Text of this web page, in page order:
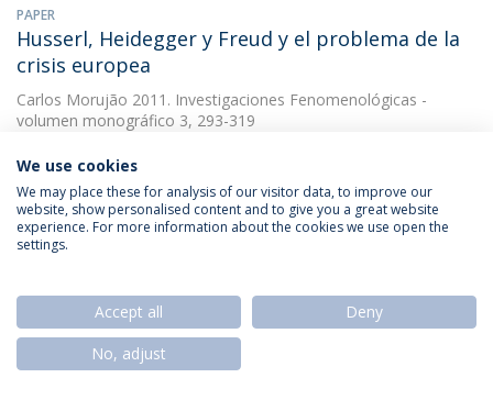
PAPER
Husserl, Heidegger y Freud y el problema de la
crisis europea
Carlos Morujão 2011. Investigaciones Fenomenológicas -
volumen monográfico 3, 293-319
DOWNLOAD AND MORE DETAILS
OTHER
- Parte II)
Carlos Morujão2007. Centro de Filosofia da Universidade de
Lisboa
We use cookies
We may place these for analysis of our visitor data, to improve our
website, show personalised content and to give you a great website
experience. For more information about the cookies we use open the
settings.
Accept all
Deny
No, adjust